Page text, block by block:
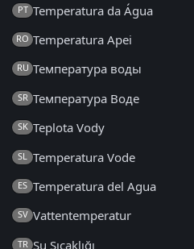
PT Temperatura da Água
RO Temperatura Apei
RU Температура воды
SR Температура Воде
SK Teplota Vody
SL Temperatura Vode
ES Temperatura del Agua
SV Vattentemperatur
TR Su Sıcaklığı